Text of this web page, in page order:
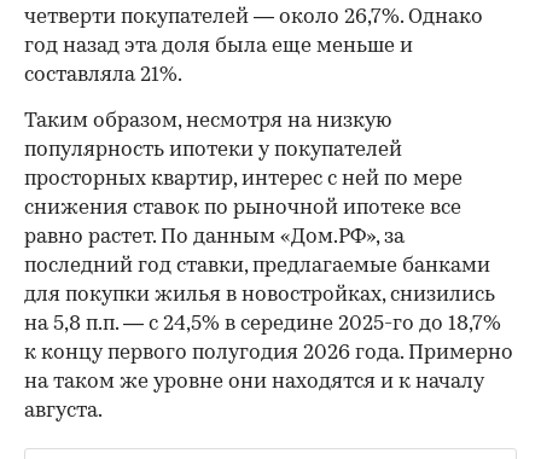
четверти покупателей — около 26,7%. Однако
год назад эта доля была еще меньше и
составляла 21%.
Таким образом, несмотря на низкую
популярность ипотеки у покупателей
просторных квартир, интерес с ней по мере
снижения ставок по рыночной ипотеке все
равно растет. По данным «Дом.РФ», за
последний год ставки, предлагаемые банками
для покупки жилья в новостройках, снизились
на 5,8 п.п. — с 24,5% в середине 2025-го до 18,7%
к концу первого полугодия 2026 года. Примерно
на таком же уровне они находятся и к началу
августа.